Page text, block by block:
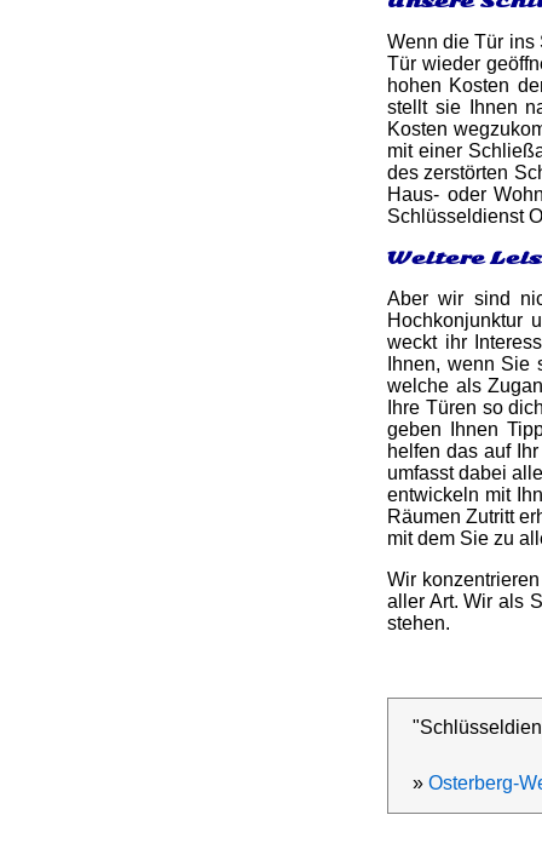
Wenn die Tür ins
Tür wieder
hohen Kosten
stellt sie Ihnen
Kosten
mit einer
des zerstörten
Haus- oder
Schlüsseldienst
Weitere
Aber wir sind
Hochkonjunktur
weckt ihr
Ihnen, wenn
welche als
Ihre Türen so
geben Ihnen
helfen das auf
umfasst dabei
entwickeln mit
Räumen Zutritt
mit dem Sie zu
Wir
aller Art. Wir als
stehen.
» Osterberg-